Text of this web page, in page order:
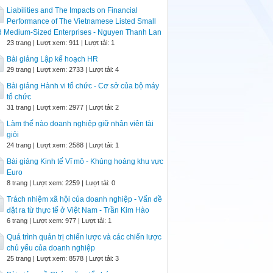
Liabilities and The Impacts on Financial
Performance of The Vietnamese Listed Small
Medium-Sized Enterprises - Nguyen Thanh Lan
23 trang | Lượt xem: 911 | Lượt tải: 1
Bài giảng Lập kế hoạch HR
29 trang | Lượt xem: 2733 | Lượt tải: 4
Bài giảng Hành vi tổ chức - Cơ sở của bộ máy
tổ chức
31 trang | Lượt xem: 2977 | Lượt tải: 2
Làm thế nào doanh nghiệp giữ nhân viên tài
giỏi
24 trang | Lượt xem: 2588 | Lượt tải: 1
Bài giảng Kinh tế Vĩ mô - Khủng hoảng khu vực
Euro
8 trang | Lượt xem: 2259 | Lượt tải: 0
Trách nhiệm xã hội của doanh nghiệp - Vấn đề
đặt ra từ thực tế ở Việt Nam - Trần Kim Hào
6 trang | Lượt xem: 977 | Lượt tải: 1
Quá trình quản trị chiến lược và các chiến lược
chủ yếu của doanh nghiệp
25 trang | Lượt xem: 8578 | Lượt tải: 3